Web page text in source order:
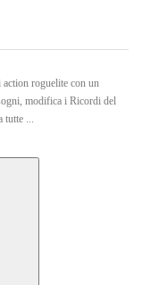
action roguelite con un
modifica i Ricordi del
tutte ...